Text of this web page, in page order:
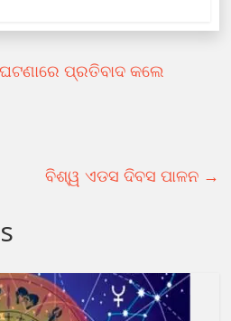
ପ୍ରତିବାଦ କଲେ
ବିଶ୍ୱ ଏଡସ ଦିବସ ପାଳନ →